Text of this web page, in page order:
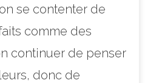
se contenter de
comme des
continuer de penser
donc de